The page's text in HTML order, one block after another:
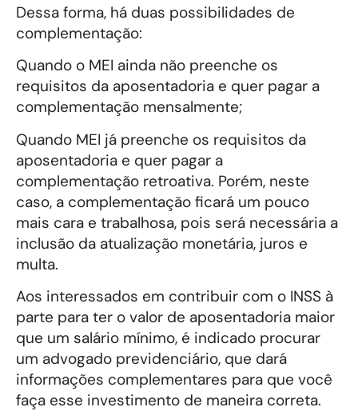
Dessa forma, há duas possibilidades de
complementação:
Quando o MEI ainda não preenche os
requisitos da aposentadoria e quer pagar a
complementação mensalmente;
Quando MEI já preenche os requisitos da
aposentadoria e quer pagar a
complementação retroativa. Porém, neste
caso, a complementação ficará um pouco
mais cara e trabalhosa, pois será necessária a
inclusão da atualização monetária, juros e
multa.
Aos interessados em contribuir com o INSS à
parte para ter o valor de aposentadoria maior
que um salário mínimo, é indicado procurar
um advogado previdenciário, que dará
informações complementares para que você
faça esse investimento de maneira correta.